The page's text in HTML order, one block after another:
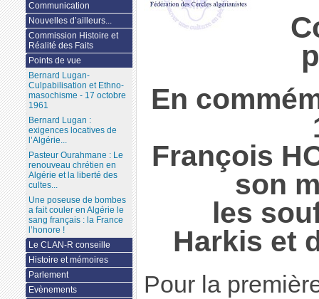
En
François
son
les
Harkis et
Pour la
Communication
Nouvelles d’ailleurs...
Commission Histoire et
Réalité des Faits
Points de vue
Bernard Lugan-
Culpabilisation et Ethno-
masochisme - 17 octobre
1961
Bernard Lugan :
exigences locatives de
l’Algérie...
Pasteur Ourahmane : Le
renouveau chrétien en
Algérie et la liberté des
cultes...
Une poseuse de bombes
a fait couler en Algérie le
sang français : la France
l’honore !
Le CLAN-R conseille
Histoire et mémoires
Parlement
Evènements